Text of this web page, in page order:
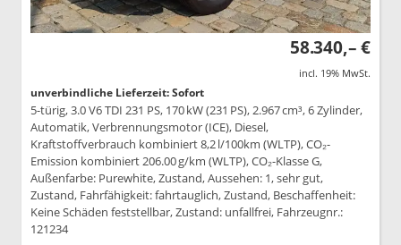
58.340,– €
incl. 19% MwSt.
unverbindliche Lieferzeit: Sofort
5-türig, 3.0 V6 TDI 231 PS, 170 kW (231 PS), 2.967 cm³, 6 Zylinder,
Automatik, Verbrennungsmotor (ICE), Diesel,
Kraftstoffverbrauch kombiniert 8,2 l/100km (WLTP), CO₂-
Emission kombiniert 206.00 g/km (WLTP), CO₂-Klasse G,
Außenfarbe: Purewhite, Zustand, Aussehen: 1, sehr gut,
Zustand, Fahrfähigkeit: fahrtauglich, Zustand, Beschaffenheit:
Keine Schäden feststellbar, Zustand: unfallfrei, Fahrzeugnr.:
121234